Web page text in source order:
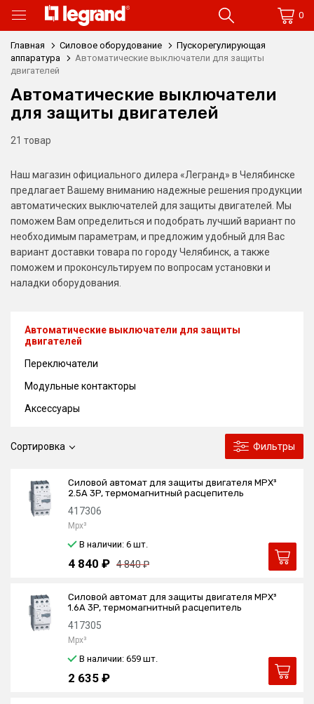
0
Главная Силовое оборудование
Пускорегулирующая
аппаратура
Автоматические выключатели для защиты
двигателей
Автоматические выключатели
для защиты двигателей
21 товар
Наш магазин официального дилера «Легранд» в Челябинске
предлагает Вашему вниманию надежные решения продукции
автоматических выключателей для защиты двигателей. Мы
поможем Вам определиться и подобрать лучший вариант по
необходимым параметрам, и предложим удобный для Вас
вариант доставки товара по городу Челябинск, а также
поможем и проконсультируем по вопросам установки и
наладки оборудования.
Сортировка Фильтры
Силовой автомат для защиты двигателя MPX³
2.5А 3P, термомагнитный расцепитель
417306
Mpx³
В наличии: 6 шт.
4 840 ₽ 4 840 ₽
Силовой автомат для защиты двигателя MPX³
1.6А 3P, термомагнитный расцепитель
417305
Mpx³
В наличии: 659 шт.
2 635 ₽
Автоматические выключатели для защиты
двигателей
Переключатели
Модульные контакторы
Аксессуары